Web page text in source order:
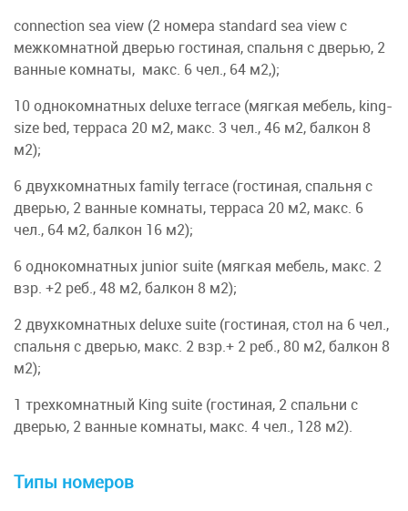
connection sea view (2 номера standard sea view с
межкомнатной дверью гостиная, спальня с дверью, 2
ванные комнаты, макс. 6 чел., 64 м2,);
10 однокомнатных deluxe terrace (мягкая мебель, king-
size bed, терраса 20 м2, макс. 3 чел., 46 м2, балкон 8
м2);
6 двухкомнатных family terrace (гостиная, спальня с
дверью, 2 ванные комнаты, терраса 20 м2, макс. 6
чел., 64 м2, балкон 16 м2);
6 однокомнатных junior suite (мягкая мебель, макс. 2
взр. +2 реб., 48 м2, балкон 8 м2);
2 двухкомнатных deluxe suite (гостиная, стол на 6 чел.,
спальня с дверью, макс. 2 взр.+ 2 реб., 80 м2, балкон 8
м2);
1 трехкомнатный King suite (гостиная, 2 спальни с
дверью, 2 ванные комнаты, макс. 4 чел., 128 м2).
Типы номеров